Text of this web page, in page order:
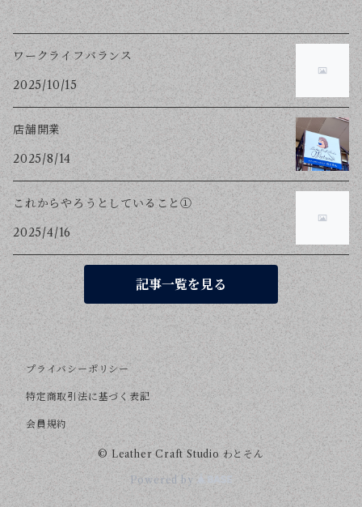
ワークライフバランス
2025/10/15
店舗開業
2025/8/14
これからやろうとしていること①
2025/4/16
記事一覧を見る
プライバシーポリシー
特定商取引法に基づく表記
会員規約
© Leather Craft Studio わとそん
Powered by